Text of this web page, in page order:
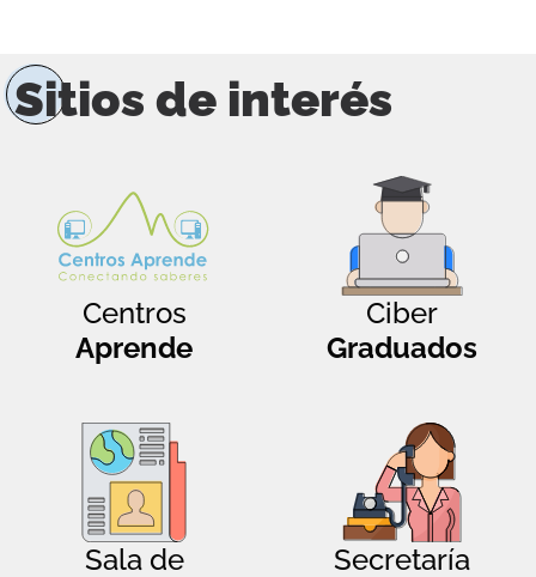
Sitios de interés
Centros
Aprende
Ciber
Graduados
Sala de
Secretaría